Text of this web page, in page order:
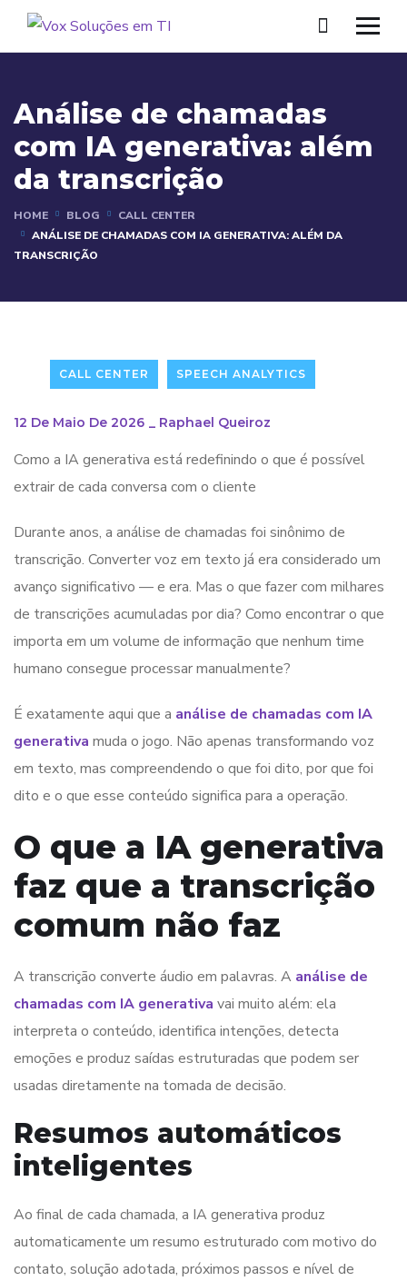
Análise de chamadas
com IA generativa: além
da transcrição
HOME BLOG
CALL CENTER
ANÁLISE DE CHAMADAS COM IA GENERATIVA: ALÉM DA
TRANSCRIÇÃO
CALL CENTER SPEECH ANALYTICS
12 De Maio De 2026 _ Raphael Queiroz
Como a IA generativa está redefinindo o que é possível
extrair de cada conversa com o cliente
Durante anos, a análise de chamadas foi sinônimo de
transcrição. Converter voz em texto já era considerado um
avanço significativo — e era. Mas o que fazer com milhares
de transcrições acumuladas por dia? Como encontrar o que
importa em um volume de informação que nenhum time
humano consegue processar manualmente?
É exatamente aqui que a análise de chamadas com IA
generativa muda o jogo. Não apenas transformando voz
em texto, mas compreendendo o que foi dito, por que foi
dito e o que esse conteúdo significa para a operação.
O que a IA generativa
faz que a transcrição
comum não faz
A transcrição converte áudio em palavras. A análise de
chamadas com IA generativa vai muito além: ela
interpreta o conteúdo, identifica intenções, detecta
emoções e produz saídas estruturadas que podem ser
usadas diretamente na tomada de decisão.
Resumos automáticos
inteligentes
Ao final de cada chamada, a IA generativa produz
automaticamente um resumo estruturado com motivo do
contato, solução adotada, próximos passos e nível de